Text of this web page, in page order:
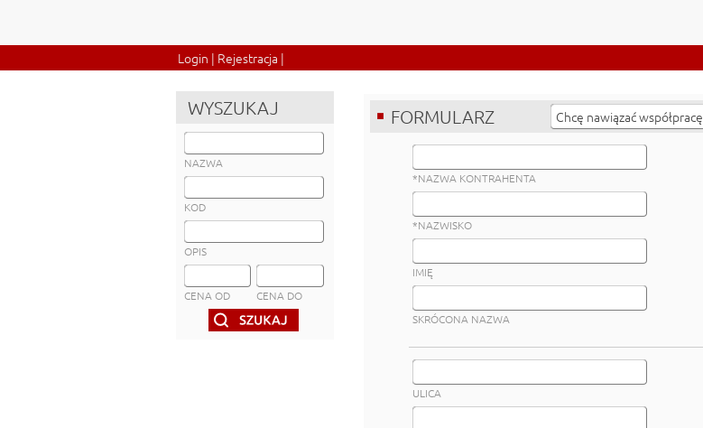
Login | Rejestracja |
WYSZUKAJ
NAZWA
KOD
OPIS
CENA OD CENA DO
FORMULARZ
*NAZWA KONTRAHENTA
*NAZWISKO
IMIĘ
SKRÓCONA NAZWA
ULICA